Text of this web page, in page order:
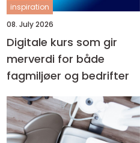
inspiration
08. July 2026
Digitale kurs som gir
merverdi for både
fagmiljøer og bedrifter